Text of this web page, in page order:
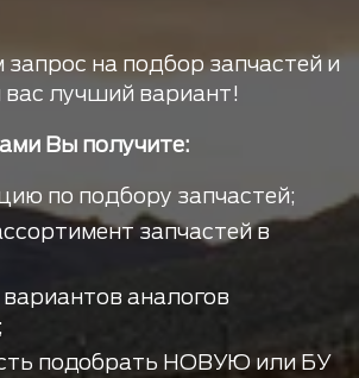
на подбор запчастей и
лучший вариант!
Вы получите:
по подбору запчастей;
запчастей в
аналогов
подобрать НОВУЮ или БУ